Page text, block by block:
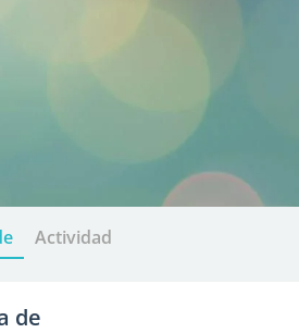
Actividad
de